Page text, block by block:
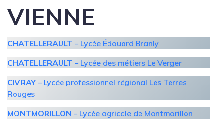
VIENNE
CHATELLERAULT – Lycée Édouard Branly
CHATELLERAULT – Lycée des métiers Le Verger
CIVRAY– Lycée professionnel régional Les Terres
Rouges
MONTMORILLON – Lycée agricole de Montmorillon